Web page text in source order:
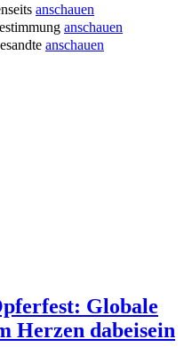
anschauen
anschauen
anschauen
Globale
Herzen dabeisein